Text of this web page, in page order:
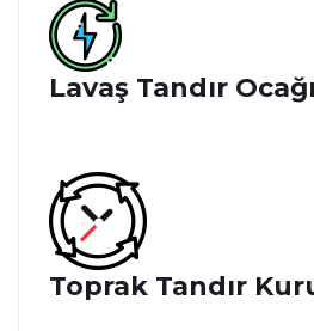
Lavaş Tandır Ocağı
Toprak Tandır